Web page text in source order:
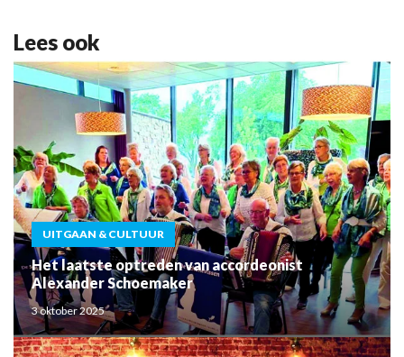
Lees ook
UITGAAN & CULTUUR
Het laatste optreden van accordeonist
Alexander Schoemaker
3 oktober 2025